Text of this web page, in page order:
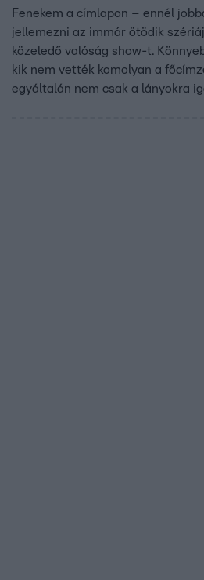
Fenekem a címlapon – ennél
jellemezni az immár ötödik
közeledő valóság show-t.
kik nem vették komolyan a
egyáltalán nem csak a lányokra